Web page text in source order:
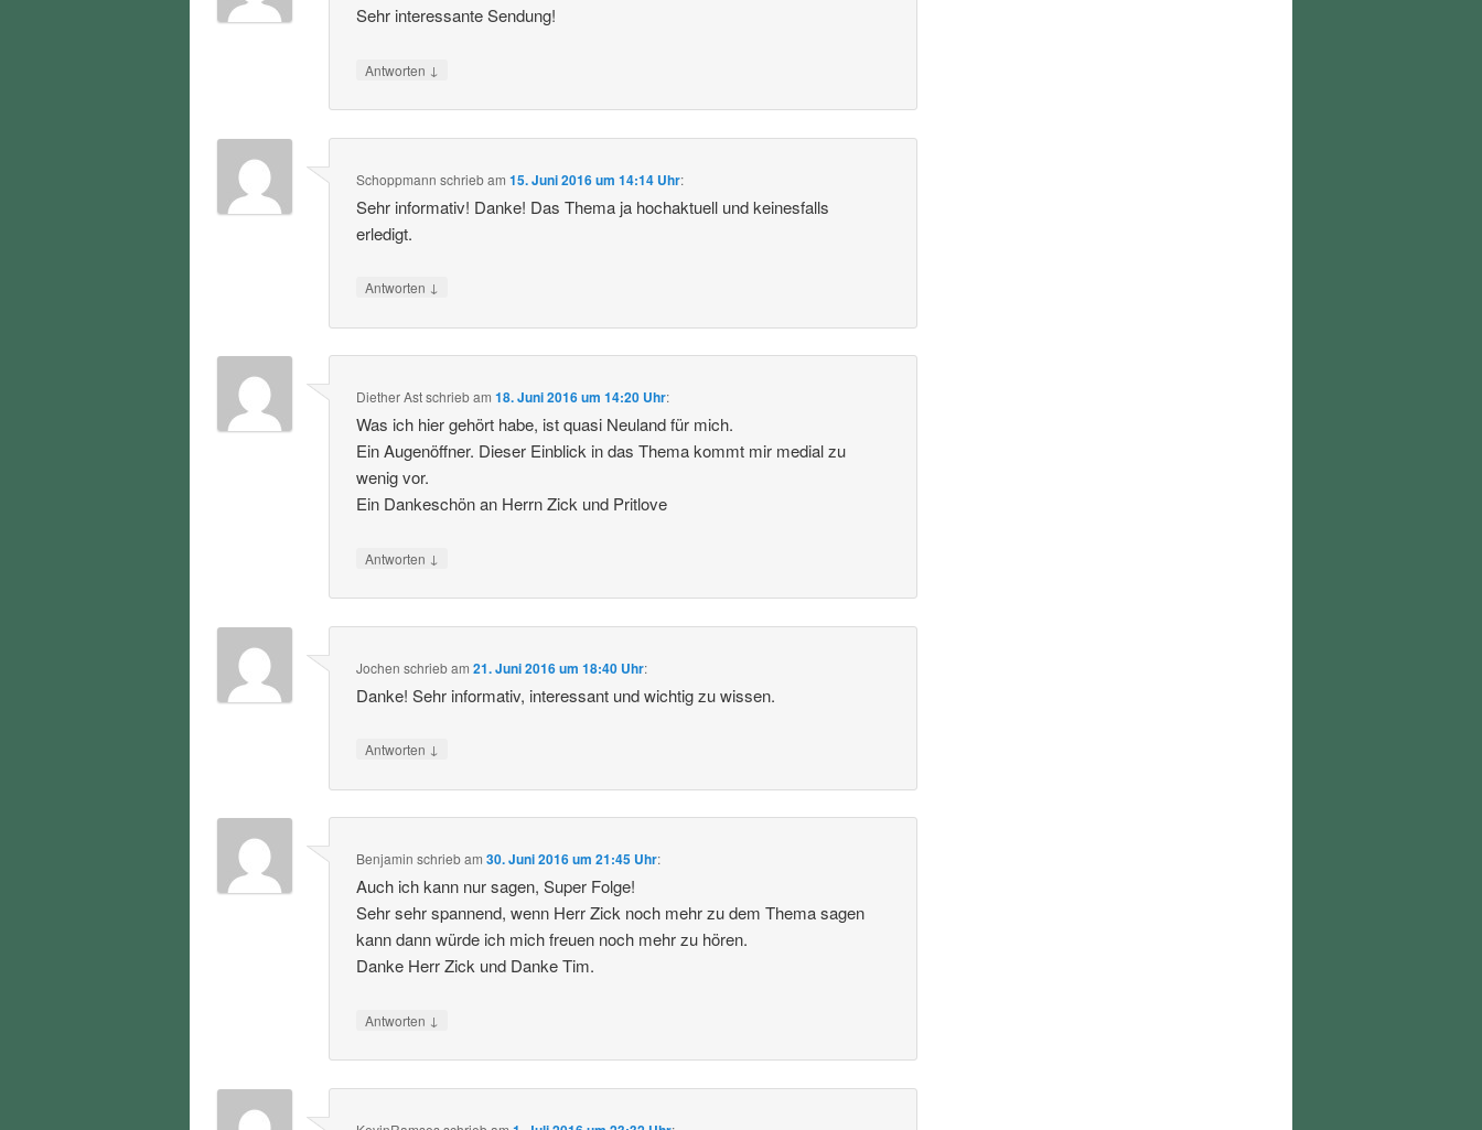
Sehr interessante Sendung!
Antworten ↓
Schoppmann schriebam15. Juni 2016 um 14:14 Uhr:
Sehr informativ! Danke! Das Thema ja hochaktuell und keinesfalls
erledigt.
Antworten ↓
Diether Astschriebam18. Juni 2016 um 14:20 Uhr:
Was ich hier gehört habe, ist quasi Neuland für mich.
Ein Augenöffner. Dieser Einblick in das Thema kommt mir medial zu
wenig vor.
Ein Dankeschön an Herrn Zick und Pritlove
Antworten ↓
Jochen schriebam21. Juni 2016 um 18:40 Uhr:
Danke! Sehr informativ, interessant und wichtig zu wissen.
Antworten ↓
Benjamin schriebam30. Juni 2016 um 21:45 Uhr:
Auch ich kann nur sagen, Super Folge!
Sehr sehr spannend, wenn Herr Zick noch mehr zu dem Thema sagen
kann dann würde ich mich freuen noch mehr zu hören.
Danke Herr Zick und Danke Tim.
Antworten ↓